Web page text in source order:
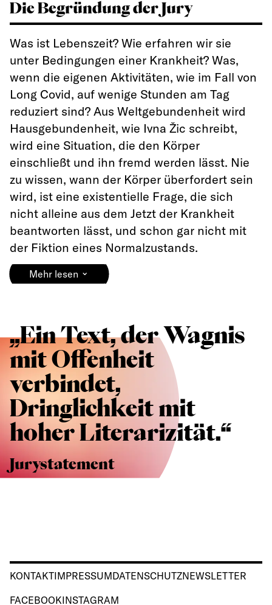
Die Begründung der Jury
Was ist Lebenszeit? Wie erfahren wir sie
unter Bedingungen einer Krankheit? Was,
wenn die eigenen Aktivitäten, wie im Fall von
Long Covid, auf wenige Stunden am Tag
reduziert sind? Aus Weltgebundenheit wird
Hausgebundenheit, wie Ivna Žic schreibt,
wird eine Situation, die den Körper
einschließt und ihn fremd werden lässt. Nie
zu wissen, wann der Körper überfordert sein
wird, ist eine existentielle Frage, die sich
nicht alleine aus dem Jetzt der Krankheit
beantworten lässt, und schon gar nicht mit
der Fiktion eines Normalzustands.
Mehr lesen ⌄
„Ein Text, der Wagnis
mit Offenheit
verbindet,
Dringlichkeit mit
hoher Literarizität.“
Jurystatement
KONTAKTIMPRESSUMDATENSCHUTZNEWSLETTER
FACEBOOKINSTAGRAM